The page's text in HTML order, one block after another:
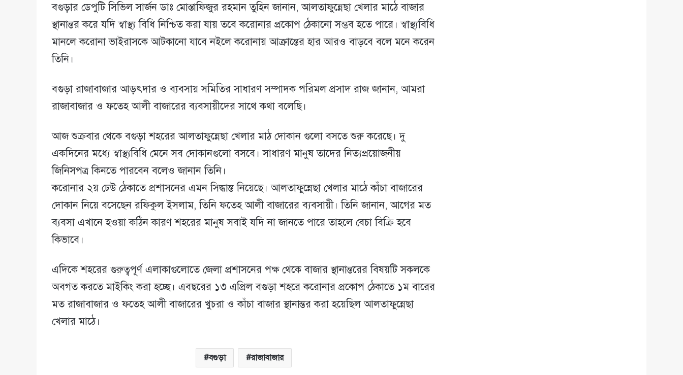
বগুড়ার ডেপুটি সিভিল সার্জন ডাঃ মোস্তাফিজুর রহমান তুহিন জানান, আলতাফুন্নেছা খেলার মাঠে বাজার
স্থানান্তর করে যদি স্বাস্থ্য বিধি নিশ্চিত করা যায় তবে করোনার প্রকোপ ঠেকানো সম্ভব হতে পারে। স্বাস্থ্যবিধি
মানলে করোনা ভাইরাসকে আটকানো যাবে নইলে করোনায় আক্রান্তের হার আরও বাড়বে বলে মনে করেন
তিনি।
বগুড়া রাজাবাজার আড়ৎদার ও ব্যবসায় সমিতির সাধারণ সম্পাদক পরিমল প্রসাদ রাজ জানান, আমরা
রাজাবাজার ও ফতেহ আলী বাজারের ব্যবসায়ীদের সাথে কথা বলেছি।
আজ শুক্রবার থেকে বগুড়া শহরের আলতাফুন্নেছা খেলার মাঠ দোকান গুলো বসতে শুরু করেছে। দু
একদিনের মধ্যে স্বাস্থ্যবিধি মেনে সব দোকানগুলো বসবে। সাধারণ মানুষ তাদের নিত্যপ্রয়োজনীয়
জিনিসপত্র কিনতে পারবেন বলেও জানান তিনি।
করোনার ২য় ঢেউ ঠেকাতে প্রশাসনের এমন সিদ্ধান্ত নিয়েছে। আলতাফুন্নেছা খেলার মাঠে কাঁচা বাজারের
দোকান নিয়ে বসেছেন রফিকুল ইসলাম, তিনি ফতেহ আলী বাজারের ব্যবসায়ী। তিনি জানান, আগের মত
ব্যবসা এখানে হওয়া কঠিন কারণ শহরের মানুষ সবাই যদি না জানতে পারে তাহলে বেচা বিক্রি হবে
কিভাবে।
এদিকে শহরের গুরুত্বপূর্ণ এলাকাগুলোতে জেলা প্রশাসনের পক্ষ থেকে বাজার স্থানান্তরের বিষয়টি সকলকে
অবগত করতে মাইকিং করা হচ্ছে। এবছরের ১৩ এপ্রিল বগুড়া শহরে করোনার প্রকোপ ঠেকাতে ১ম বারের
মত রাজাবাজার ও ফতেহ আলী বাজারের খুচরা ও কাঁচা বাজার স্থানান্তর করা হয়েছিল আলতাফুন্নেছা
খেলার মাঠে।
বগুড়া রাজাবাজার